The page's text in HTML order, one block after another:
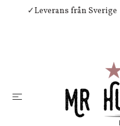
✓Leverans från Sverige